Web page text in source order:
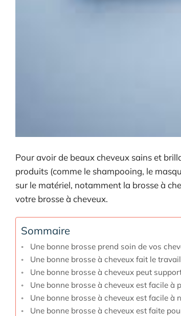
Pour avoir de beaux cheveux sains et
produits (comme le shampooing, le
sur le matériel, notamment la brosse à
votre brosse à cheveux.
Sommaire
Une bonne brosse prend soin de vos
Une bonne brosse à cheveux fait le
Une bonne brosse à cheveux peut
Une bonne brosse à cheveux est facile à
Une bonne brosse à cheveux est facile à
Une bonne brosse à cheveux est faite